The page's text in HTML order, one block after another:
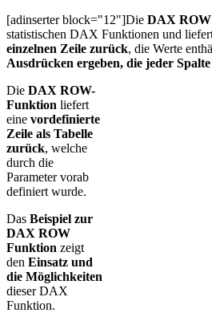
[adinserter block="12"]Die DAX
statistischen DAX Funktionen und
einzelnen Zeile zurück, die Werte
Ausdrücken ergeben, die jeder Spalte
Die DAX ROW-
Funktion liefert
eine vordefinierte
Zeile als Tabelle
zurück, welche
durch die
Parameter vorab
definiert wurde.
Das Beispiel zur
DAX ROW
Funktion zeigt
den Einsatz und
die Möglichkeiten
dieser DAX
Funktion.